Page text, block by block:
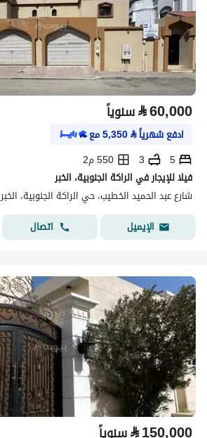
⃁60,000 سنوياً
ادفع شهرياً⃁
5,350مع
5
3
550 م2
فيلا للإيجار في الراكة الجنوبية، الخبر
شارع عبد الحميد الخطيب، حي الراكة الجنوبية، الخبر
الإيميل
اتصال
⃁150,000 سنوياً